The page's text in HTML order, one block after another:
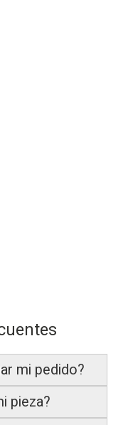
651.950)
651.950)
mi pedido?
plazo
pieza?